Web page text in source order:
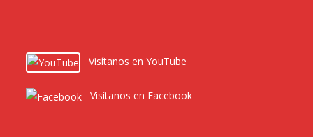
Visítanos en YouTube
Visítanos en Facebook